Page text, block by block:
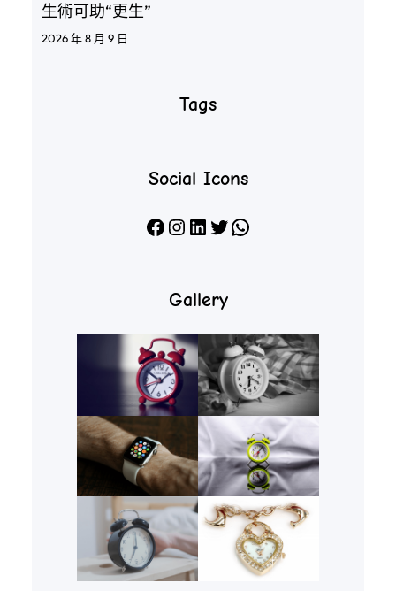
生術可助“更生”
2026 年 8 月 9 日
Tags
Social Icons
Facebook Instagram LinkedIn X WhatsApp
Gallery